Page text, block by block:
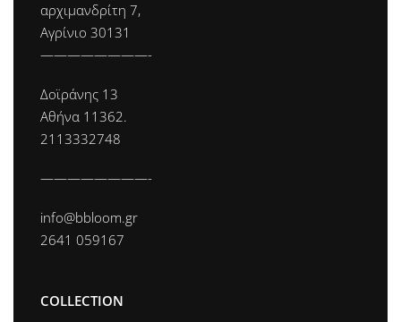
αρχιμανδρίτη 7,
Αγρίνιο 30131
————————-
Δοϊράνης 13
Αθήνα 11362.
2113332748
————————-
info@bbloom.gr
2641 059167
COLLECTION